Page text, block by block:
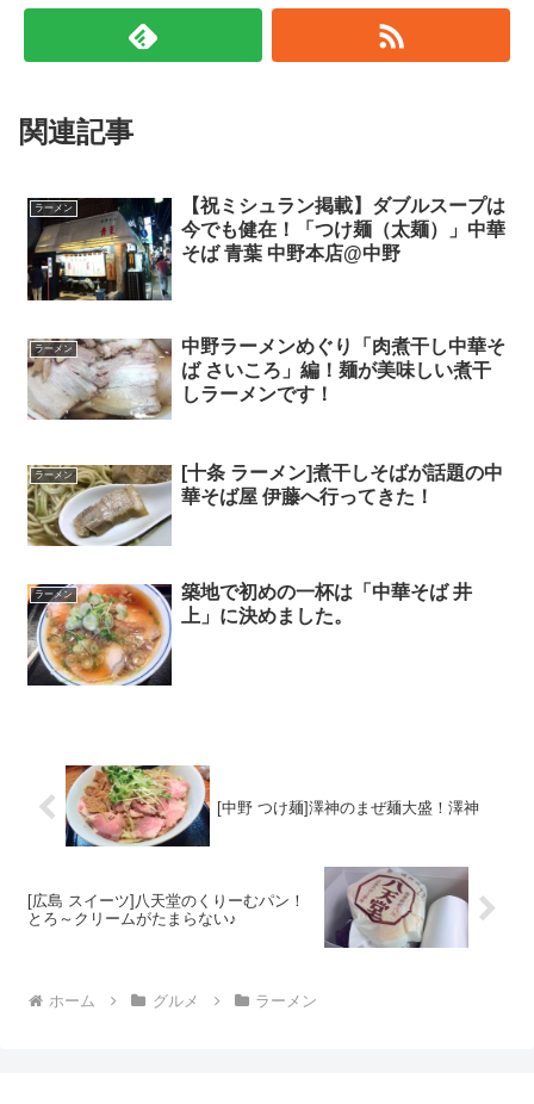
関連記事
ラーメン
【祝ミシュラン掲載】ダブルスープは
今でも健在！「つけ麺（太麺）」中華
そば 青葉 中野本店@中野
ラーメン
中野ラーメンめぐり「肉煮干し中華そ
ば さいころ」編！麺が美味しい煮干
しラーメンです！
ラーメン
[十条 ラーメン]煮干しそばが話題の中
華そば屋 伊藤へ行ってきた！
ラーメン
築地で初めの一杯は「中華そば 井
上」に決めました。
[中野 つけ麺]澤神のまぜ麺大盛！澤神
[広島 スイーツ]八天堂のくりーむパン！
とろ～クリームがたまらない♪
ホーム グルメ ラーメン